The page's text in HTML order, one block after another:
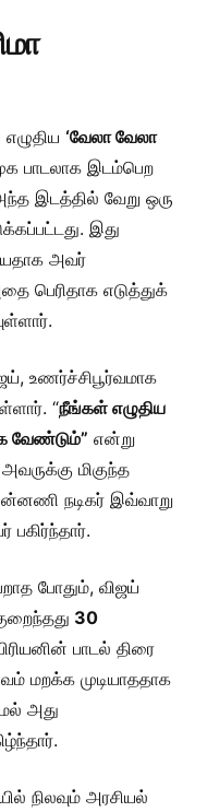
‘வேலா வேலா
பாடலாக இடம்பெற
இடத்தில் வேறு ஒரு
இது
அவர்
பெரிதாக எடுத்துக்
உணர்ச்சிபூர்வமாக
“நீங்கள் எழுதிய
வேண்டும்” என்று
மிகுந்த
நடிகர் இவ்வாறு
பகிர்ந்தார்.
போதும், விஜய்
30
பாடல் திரை
மறக்க முடியாததாக
அது
நிலவும் அரசியல்